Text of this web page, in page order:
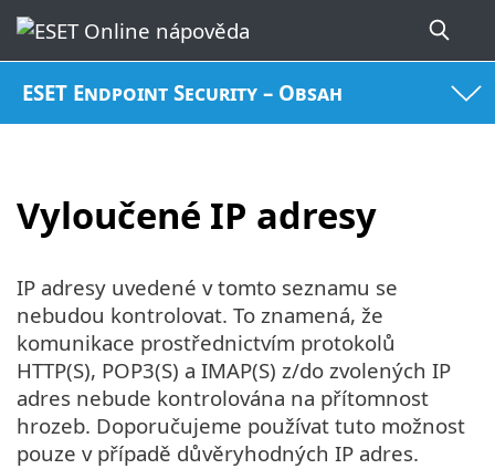
ESET Endpoint Security – Obsah
Vyloučené IP adresy
IP adresy uvedené v tomto seznamu se
nebudou kontrolovat. To znamená, že
komunikace prostřednictvím protokolů
HTTP(S), POP3(S) a IMAP(S) z/do zvolených IP
adres nebude kontrolována na přítomnost
hrozeb. Doporučujeme používat tuto možnost
pouze v případě důvěryhodných IP adres.